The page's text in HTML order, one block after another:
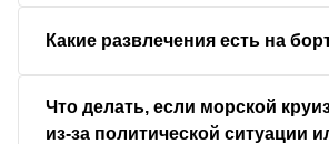
Какие развлечения есть на
Что делать, если морской
из-за политической ситуации